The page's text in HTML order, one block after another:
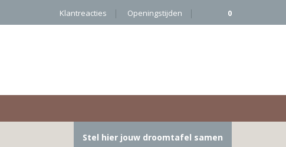
Klantreacties Openingstijden 0
Stel hier jouw droomtafel samen